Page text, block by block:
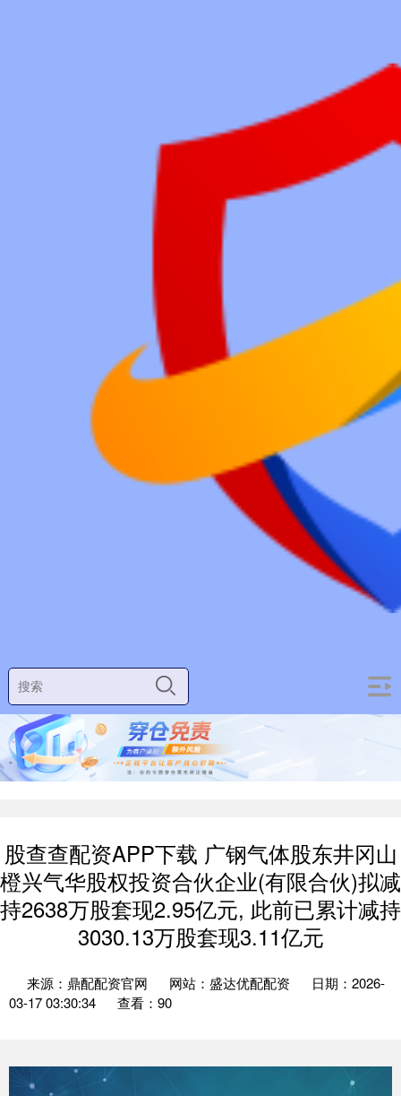
股查查配资APP下载 广钢气体股东井冈山
橙兴气华股权投资合伙企业(有限合伙)拟减
持2638万股套现2.95亿元, 此前已累计减持
3030.13万股套现3.11亿元
来源：鼎配配资官网 网站：盛达优配配资
日期：2026-
03-17 03:30:34
查看：90